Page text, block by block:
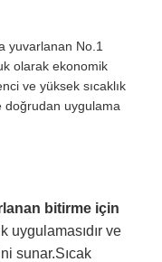
yuvarlanan No.1
olarak ekonomik
ve yüksek sıcaklık
doğrudan uygulama
bitirme için
uygulamasıdır ve
sunar.Sıcak